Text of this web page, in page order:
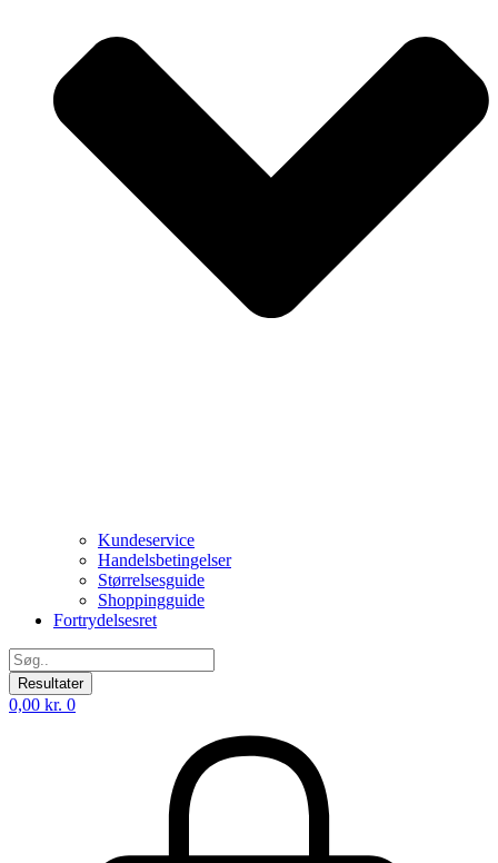
Kundeservice
Handelsbetingelser
Størrelsesguide
Shoppingguide
Fortrydelsesret
Search
...Resultater
0,00 kr. 0